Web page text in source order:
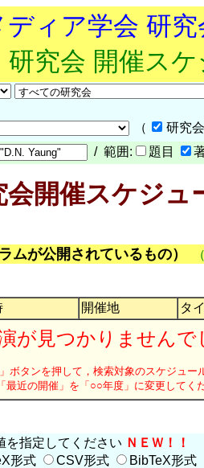
ディア学会 研
研究会 開催ス
（
研究
/ 範囲: 題目
開催スケジュ
ムが公開されているもの）
開催地 タ
が見つかりませんで
ボタンを押して，検索対象のスケジュー
最近の開催」を「○○年度」に変更してく
を指定してください ＮＥＷ！！
形式 CSV形式 BibTeX形式